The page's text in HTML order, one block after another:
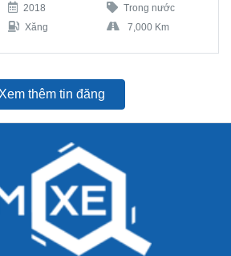
2018
Trong nước
Xăng 7,000 Km
Xem thêm tin đăng